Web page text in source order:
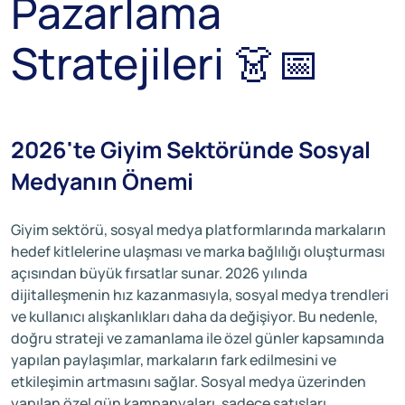
Pazarlama
Stratejileri 👗📅
2026'te Giyim Sektöründe Sosyal
Medyanın Önemi
Giyim sektörü, sosyal medya platformlarında markaların
hedef kitlelerine ulaşması ve marka bağlılığı oluşturması
açısından büyük fırsatlar sunar. 2026 yılında
dijitalleşmenin hız kazanmasıyla, sosyal medya trendleri
ve kullanıcı alışkanlıkları daha da değişiyor. Bu nedenle,
doğru strateji ve zamanlama ile özel günler kapsamında
yapılan paylaşımlar, markaların fark edilmesini ve
etkileşimin artmasını sağlar. Sosyal medya üzerinden